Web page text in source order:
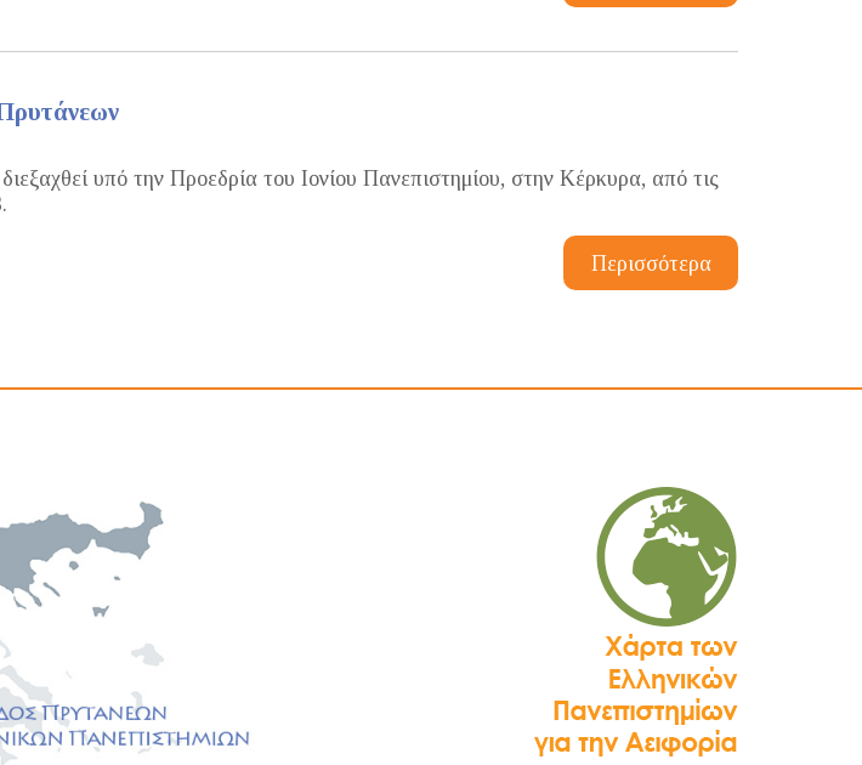
υπό την Προεδρία του Ιονίου Πανεπιστημίου, στην Κέρκυρα, από τις
Περισσότερα